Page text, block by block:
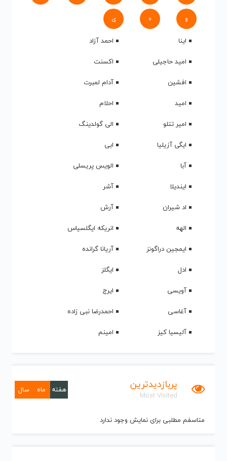
و ه ی
اینا
احمد آزاد
امید حاجیلی
اکسنت
افشین
آدام لمبرت
امید
احلام
امیر تتلو
الی گولدینگ
ایگی آزیلیا
ابی
آبا
الویس پریسلی
ایندیلا
آشر
اد شیران
آرش
الهه
انریکه ایگلسیاس
ایمجین دراگونز
آریانا گرانده
ادل
ایگلز
آویسی
ایرج
آغاسی
احمدرضا نبی زاده
آلیسیا کیز
امینم
پربازدیدترین
Most Visited
هفته ماه سال
متاسفم مطلبی برای نمایش وجود ندارد